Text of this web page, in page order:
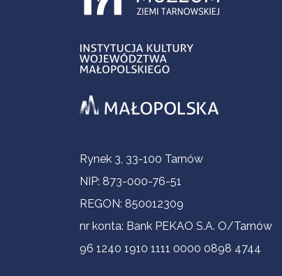
Informacje kontaktowe
Rynek 3, 33-100 Tarnów
NIP: 873-000-76-51
REGON: 850012309
nr konta: Bank PEKAO S.A. O/Tarnów
96 1240 1910 1111 0000 0898 4744